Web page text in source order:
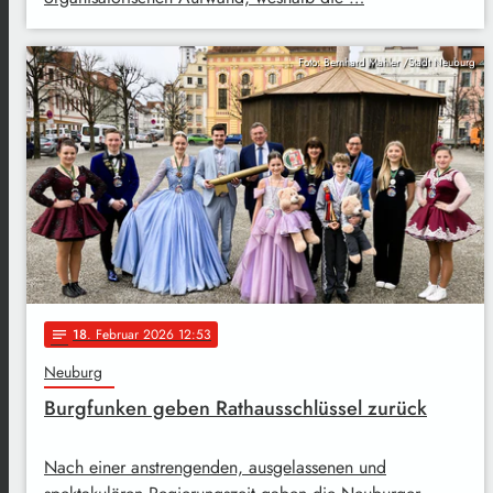
Foto: Bernhard Mahler /Stadt Neuburg
notes 18. Februar 2026 12:53
Neuburg
Burgfunken geben Rathausschlüssel zurück
Nach einer anstrengenden, ausgelassenen und